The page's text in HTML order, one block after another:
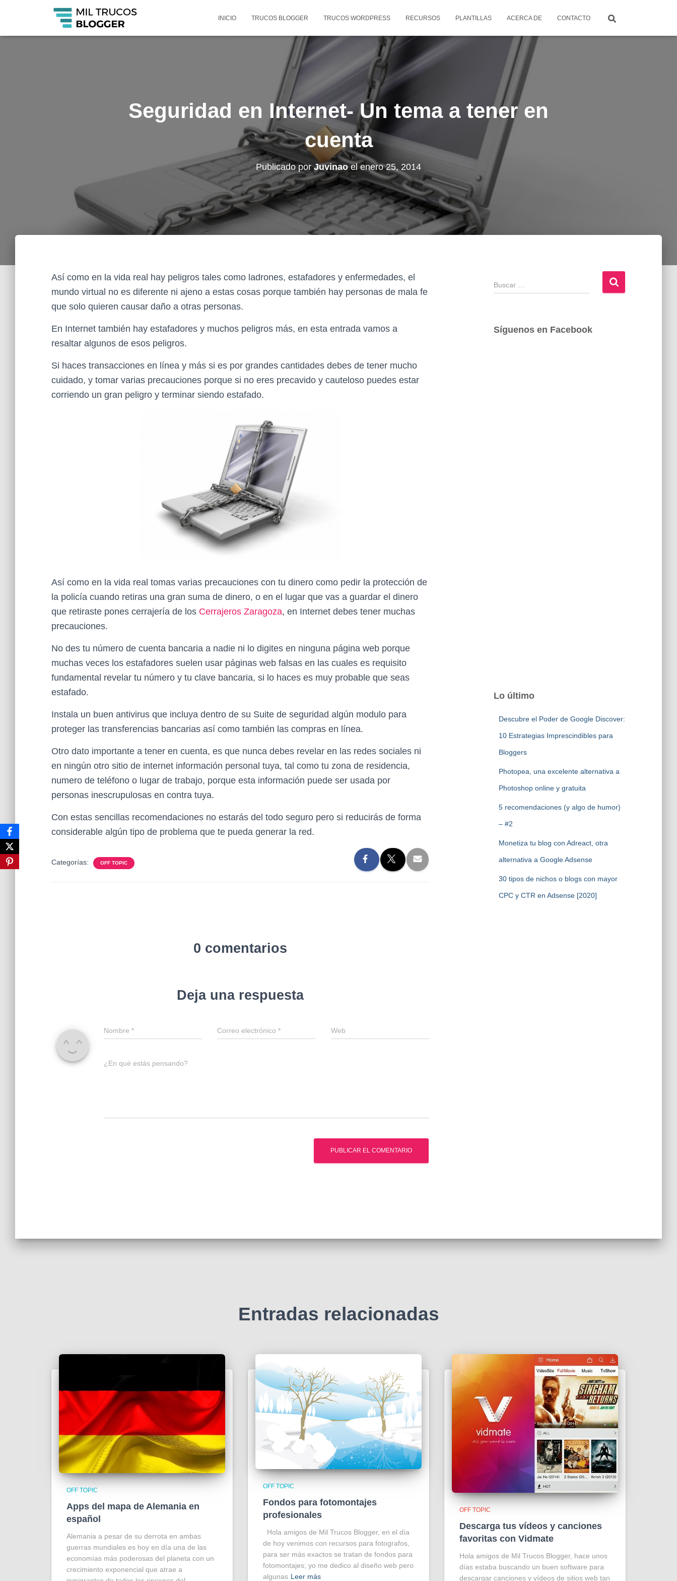
INICIO TRUCOS BLOGGER TRUCOS WORDPRESS RECURSOS PLANTILLAS ACERCA DE CONTACTO
Seguridad en Internet- Un tema a tener en
cuenta
Publicado porJuvinaoelenero 25, 2014
Así como en la vida real hay peligros tales como ladrones, estafadores y enfermedades, el
mundo virtual no es diferente ni ajeno a estas cosas porque también hay personas de mala fe
que solo quieren causar daño a otras personas.
En Internet también hay estafadores y muchos peligros más, en esta entrada vamos a
resaltar algunos de esos peligros.
Si haces transacciones en línea y más si es por grandes cantidades debes de tener mucho
cuidado, y tomar varias precauciones porque si no eres precavido y cauteloso puedes estar
corriendo un gran peligro y terminar siendo estafado.
Así como en la vida real tomas varias precauciones con tu dinero como pedir la protección de
la policía cuando retiras una gran suma de dinero, o en el lugar que vas a guardar el dinero
que retiraste pones cerrajería de los Cerrajeros Zaragoza, en Internet debes tener muchas
precauciones.
No des tu número de cuenta bancaria a nadie ni lo digites en ninguna página web porque
muchas veces los estafadores suelen usar páginas web falsas en las cuales es requisito
fundamental revelar tu número y tu clave bancaria, si lo haces es muy probable que seas
estafado.
Instala un buen antivirus que incluya dentro de su Suite de seguridad algún modulo para
proteger las transferencias bancarias así como también las compras en línea.
Otro dato importante a tener en cuenta, es que nunca debes revelar en las redes sociales ni
en ningún otro sitio de internet información personal tuya, tal como tu zona de residencia,
numero de teléfono o lugar de trabajo, porque esta información puede ser usada por
personas inescrupulosas en contra tuya.
Con estas sencillas recomendaciones no estarás del todo seguro pero si reducirás de forma
considerable algún tipo de problema que te pueda generar la red.
Categorías: OFF TOPIC
0 comentarios
Deja una respuesta
Nombre * Correo electrónico* Web
¿En qué estás pensando?
B
u
a
Síguenos en Facebook
Lo último
Descubre el Poder de Google Discover:
10 Estrategias Imprescindibles para
Bloggers
Photopea, una excelente alternativa a
Photoshop online y gratuita
5 recomendaciones (y algo de humor)
– #2
Monetiza tu blog con Adreact, otra
alternativa a Google Adsense
30 tipos de nichos o blogs con mayor
CPC y CTR en Adsense [2020]
Entradas relacionadas
OFF TOPIC
Apps del mapa de Alemania en
español
Alemania a pesar de su derrota en ambas
guerras mundiales es hoy en día una de las
economías más poderosas del planeta con un
crecimiento exponencial que atrae a
OFF TOPIC
Fondos para fotomontajes
profesionales
Hola amigos de Mil Trucos Blogger, en el día
de hoy venimos con recursos para fotografos,
para ser más exactos se tratan de fondos para
fotomontajes; yo me dedico al diseño web pero
algunas Leer más
OFF TOPIC
Descarga tus vídeos y canciones
favoritas con Vidmate
Hola amigos de Mil Trucos Blogger, hace unos
días estaba buscando un buen software para
descargar canciones y vídeos de sitios web tan